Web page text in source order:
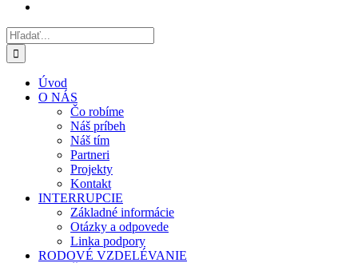
Hľadať:
Úvod
O NÁS
Čo robíme
Náš príbeh
Náš tím
Partneri
Projekty
Kontakt
INTERRUPCIE
Základné informácie
Otázky a odpovede
Linka podpory
RODOVÉ VZDELÉVANIE